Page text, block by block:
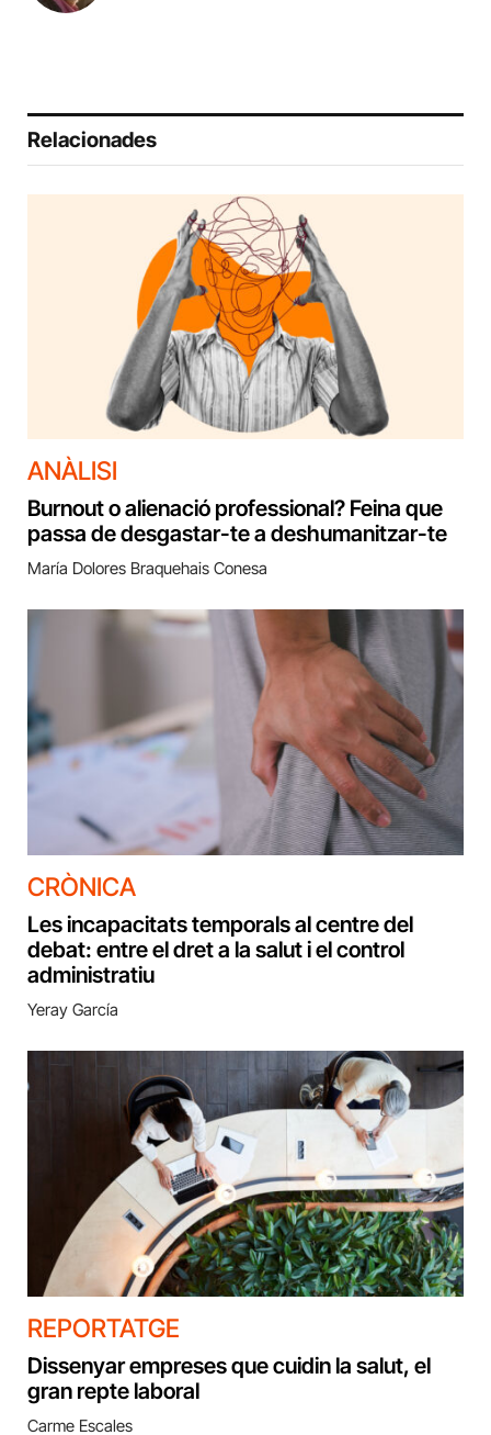
Relacionades
ANÀLISI
Burnout o alienació professional? Feina que
passa de desgastar-te a deshumanitzar-te
María Dolores Braquehais Conesa
CRÒNICA
Les incapacitats temporals al centre del
debat: entre el dret a la salut i el control
administratiu
Yeray García
REPORTATGE
Dissenyar empreses que cuidin la salut, el
gran repte laboral
Carme Escales